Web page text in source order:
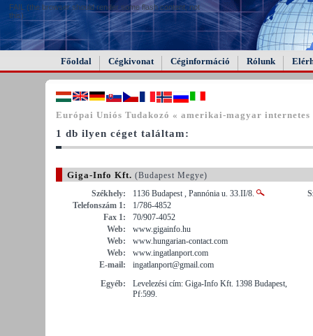
FAIL (the browser should render some flash content, not
this).
Főoldal Cégkivonat Céginformáció Rólunk
Európai Uniós Tudakozó « amerikai-magyar internetes
1 db ilyen céget találtam:
Giga-Info Kft. (Budapest Megye)
Székhely:
1136 Budapest , Pannónia u. 33.II/8.
Telefonszám 1:
1/786-4852
Fax 1:
70/907-4052
Web:
www.gigainfo.hu
Web:
www.hungarian-contact.com
Web:
www.ingatlanport.com
E-mail:
ingatlanport@gmail.com
Egyéb:
Levelezési cím: Giga-Info Kft. 1398 Budapest,
Pf:599.